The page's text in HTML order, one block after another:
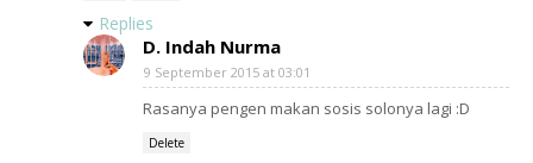
Replies
D. Indah Nurma
9 September 2015 at 03:01
Rasanya pengen makan sosis solonya lagi :D
Delete